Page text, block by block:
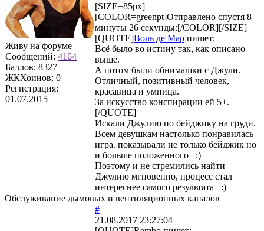
Живу на форуме
Сообщений: 4164
Баллов: 8327
ЖКХоинов: 0
Регистрация:
01.07.2015
[SIZE=85px]
[COLOR=greenpt]Отправлено спустя 8
минуты 26 секунды:[/COLOR][/SIZE]
[QUOTE]Воль де Мар пишет:
Всё было во истину так, как описано
выше.
А потом были обнимашки с Джули.
Отличный, позитивный человек,
красавица и умница.
За искусство конспирации ей 5+.
[/QUOTE]
Искали Джулию по бейджику на груди.
Всем девушкам настолько понравилась
игра. показывали не только бейджик но
и больше положенного :)
Поэтому и не стремились найти
Джулию мгновенно, процесс стал
интереснее самого результата :)
Обслуживание дымовых и вентиляционных каналов
#
21.08.2017 23:27:04